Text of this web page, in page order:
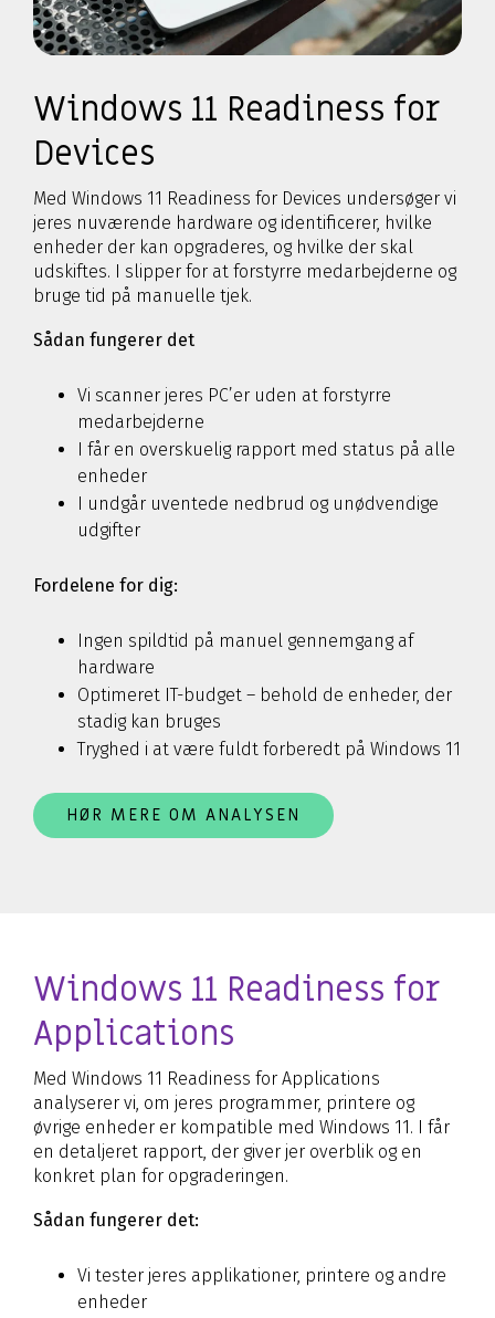
Windows 11 Readiness for
Devices
Med Windows 11 Readiness for Devices undersøger vi
jeres nuværende hardware og identificerer, hvilke
enheder der kan opgraderes, og hvilke der skal
udskiftes. I slipper for at forstyrre medarbejderne og
bruge tid på manuelle tjek.
Sådan fungerer det
Vi scanner jeres PC’er uden at forstyrre
medarbejderne
I får en overskuelig rapport med status på alle
enheder
I undgår uventede nedbrud og unødvendige
udgifter
Fordelene for dig:
Ingen spildtid på manuel gennemgang af
hardware
Optimeret IT-budget – behold de enheder, der
stadig kan bruges
Tryghed i at være fuldt forberedt på Windows 11
HØR MERE OM ANALYSEN
Windows 11 Readiness for
Applications
Med Windows 11 Readiness for Applications
analyserer vi, om jeres programmer, printere og
øvrige enheder er kompatible med Windows 11. I får
en detaljeret rapport, der giver jer overblik og en
konkret plan for opgraderingen.
Sådan fungerer det:
Vi tester jeres applikationer, printere og andre
enheder